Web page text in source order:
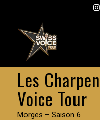
Les
Voice Tour
Morges – Saison 6